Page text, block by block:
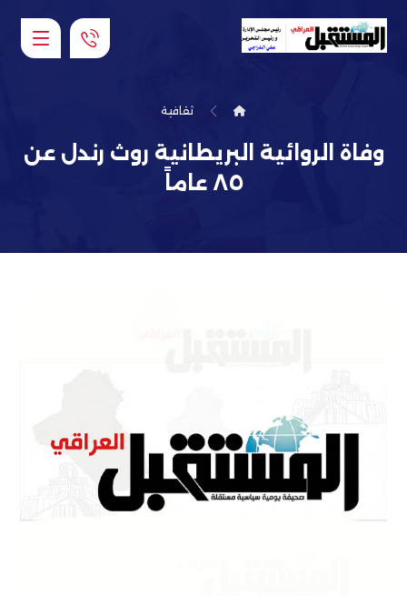
ثقافية
وفاة الروائية البريطانية روث رندل عن
٨٥ عاماً